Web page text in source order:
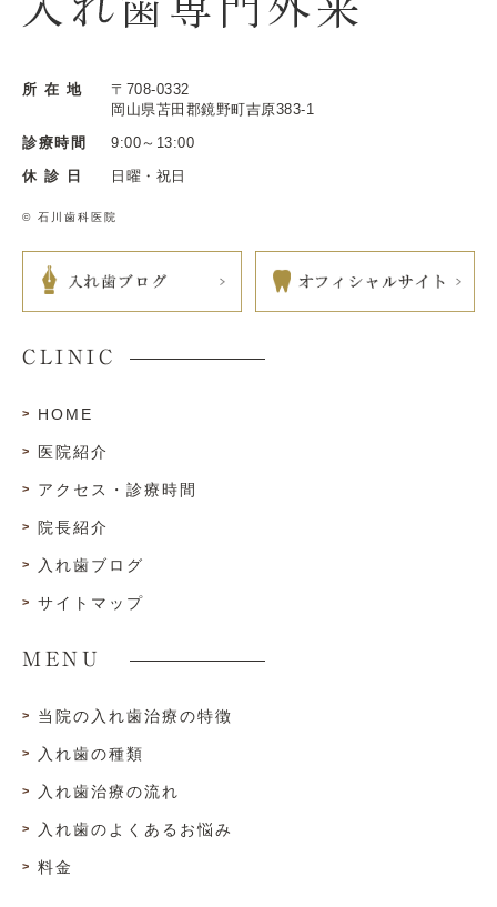
所 在 地
〒708-0332
岡山県苫田郡鏡野町吉原383-1
診療時間
9:00～13:00
休 診 日
日曜・祝日
© 石川歯科医院
CLINIC
HOME
医院紹介
アクセス・診療時間
院長紹介
入れ歯ブログ
サイトマップ
MENU
当院の入れ歯治療の特徴
入れ歯の種類
入れ歯治療の流れ
入れ歯のよくあるお悩み
料金